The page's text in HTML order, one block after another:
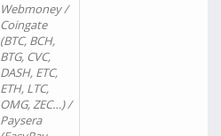
Webmoney /
Coingate
(BTC, BCH,
BTG, CVC,
DASH, ETC,
ETH, LTC,
OMG, ZEC…) /
Paysera